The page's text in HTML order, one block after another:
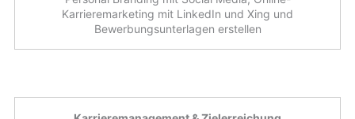
Karrieremarketing mit LinkedIn und Xing und
Bewerbungsunterlagen erstellen